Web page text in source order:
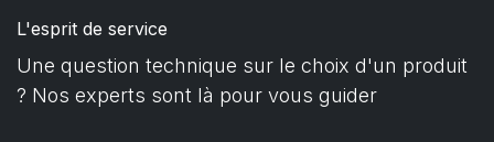
L'esprit de service
Une question technique sur le choix d'un produit
? Nos experts sont là pour vous guider